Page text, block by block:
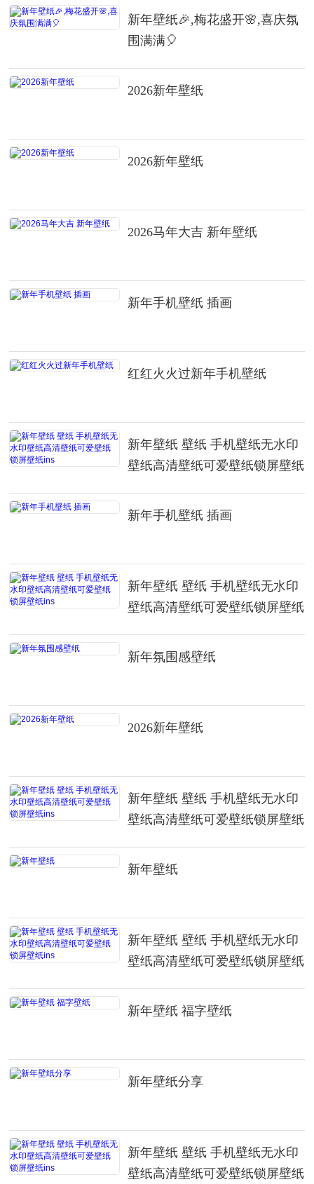
新年壁纸🎉,梅花盛开🌸,喜庆氛
围满满🎈
2026新年壁纸
2026新年壁纸
2026马年大吉 新年壁纸
新年手机壁纸 插画
红红火火过新年手机壁纸
新年壁纸 壁纸 手机壁纸无水印
壁纸高清壁纸可爱壁纸锁屏壁纸
新年手机壁纸 插画
新年壁纸 壁纸 手机壁纸无水印
壁纸高清壁纸可爱壁纸锁屏壁纸
新年氛围感壁纸
2026新年壁纸
新年壁纸 壁纸 手机壁纸无水印
壁纸高清壁纸可爱壁纸锁屏壁纸
新年壁纸
新年壁纸 壁纸 手机壁纸无水印
壁纸高清壁纸可爱壁纸锁屏壁纸
新年壁纸 福字壁纸
新年壁纸分享
新年壁纸 壁纸 手机壁纸无水印
壁纸高清壁纸可爱壁纸锁屏壁纸